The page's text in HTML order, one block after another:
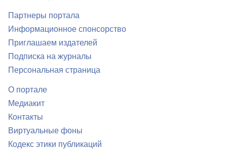
Партнеры портала
Информационное спонсорство
Приглашаем издателей
Подписка на журналы
Персональная страница
О портале
Медиакит
Контакты
Виртуальные фоны
Кодекс этики публикаций